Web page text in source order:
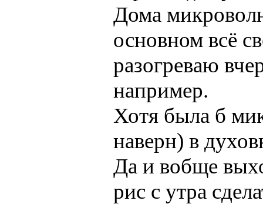
Дома
основном всё
разогреваю
например.
Хотя была б
наверн) в
Да и вобще
рис с утра